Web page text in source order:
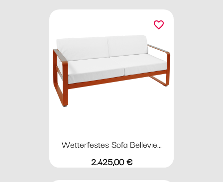
Wetterfestes Sofa Bellevie...
Preis
2.425,00 €
favorite_border